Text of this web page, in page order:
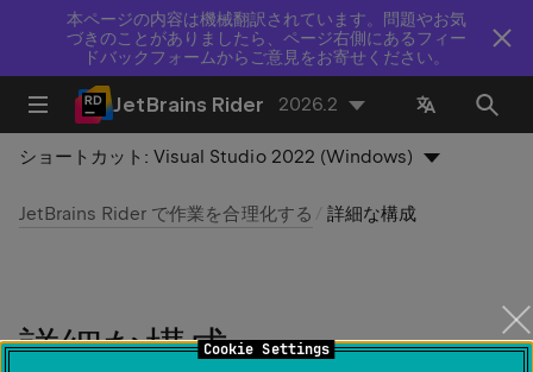
Cookie Settings
本ページの内容は機械翻訳されています。問題やお気
づきのことがありましたら、ページ右側にあるフィー
ドバックフォームからご意見をお寄せください。
JetBrains Rider 2026.2
ショートカット:Visual Studio 2022 (Windows)
JetBrains Rider で作業を合理化する 詳細な構成
詳細な構成